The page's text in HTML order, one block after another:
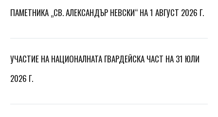
ПАМЕТНИКА „СВ. АЛЕКСАНДЪР НЕВСКИ“ НА 1 АВГУСТ 2026 Г.
УЧАСТИЕ НА НАЦИОНАЛНАТА ГВАРДЕЙСКА ЧАСТ НА 31 ЮЛИ
2026 Г.